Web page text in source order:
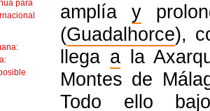
para
amplíay
(Guadalhorce),
llega a la
Montes de
Todo ello